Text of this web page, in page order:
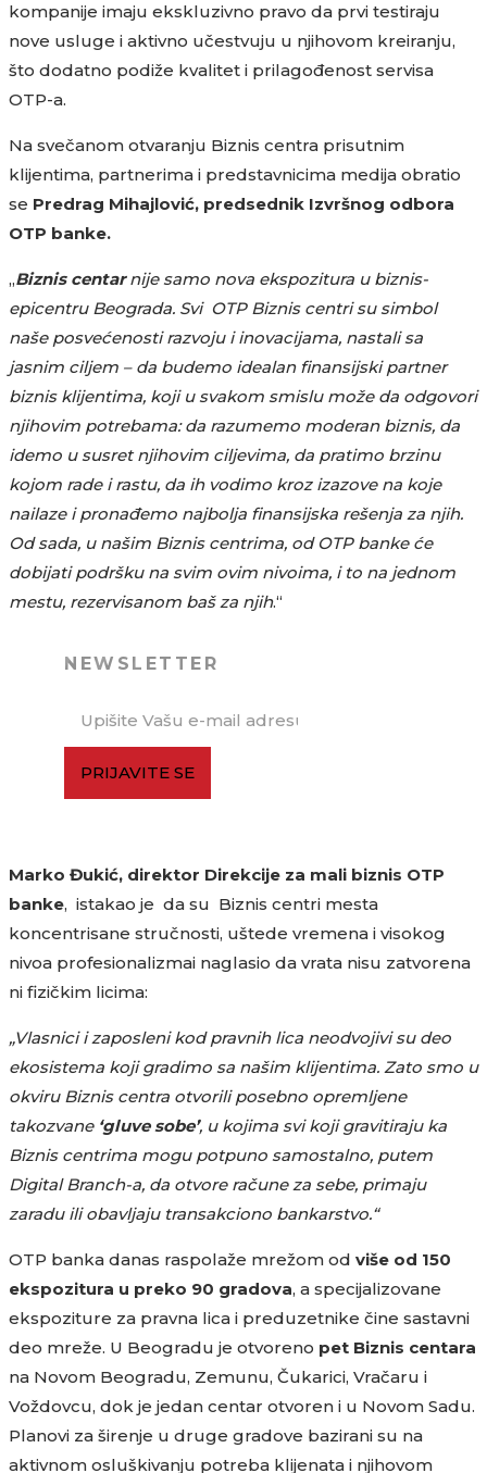
kompanije imaju ekskluzivno pravo da prvi testiraju
nove usluge i aktivno učestvuju u njihovom kreiranju,
što dodatno podiže kvalitet i prilagođenost servisa
OTP-a.
Na svečanom otvaranju Biznis centra prisutnim
klijentima, partnerima i predstavnicima medija obratio
se Predrag Mihajlović, predsednik Izvršnog odbora
OTP banke.
„Biznis centarnije samo nova ekspozitura u biznis-
epicentru Beograda. Svi OTP Biznis centri su simbol
naše posvećenosti razvoju i inovacijama, nastali sa
jasnim ciljem – da budemo idealan finansijski partner
biznis klijentima, koji u svakom smislu može da odgovori
njihovim potrebama: da razumemo moderan biznis, da
idemo u susret njihovim ciljevima, da pratimo brzinu
kojom rade i rastu, da ih vodimo kroz izazove na koje
nailaze i pronađemo najbolja finansijska rešenja za njih.
Od sada, u našim Biznis centrima, od OTP banke će
dobijati podršku na svim ovim nivoima, i to na jednom
mestu, rezervisanom baš za njih.“
NEWSLETTER
PRIJAVITE SE
Marko Đukić, direktor Direkcije za mali biznis OTP
banke, istakao je da su Biznis centri mesta
koncentrisane stručnosti, uštede vremena i visokog
nivoa profesionalizmai naglasio da vrata nisu zatvorena
ni fizičkim licima:
„Vlasnici i zaposleni kod pravnih lica neodvojivi su deo
ekosistema koji gradimo sa našim klijentima. Zato smo u
okviru Biznis centra otvorili posebno opremljene
takozvane ‘gluve sobe’, u kojima svi koji gravitiraju ka
Biznis centrima mogu potpuno samostalno, putem
Digital Branch-a, da otvore račune za sebe, primaju
zaradu ili obavljaju transakciono bankarstvo.“
OTP banka danas raspolaže mrežom od više od 150
ekspozitura u preko 90 gradova, a specijalizovane
ekspoziture za pravna lica i preduzetnike čine sastavni
deo mreže. U Beogradu je otvoreno pet Biznis centara
na Novom Beogradu, Zemunu, Čukarici, Vračaru i
Voždovcu, dok je jedan centar otvoren i u Novom Sadu.
Planovi za širenje u druge gradove bazirani su na
aktivnom osluškivanju potreba klijenata i njihovom